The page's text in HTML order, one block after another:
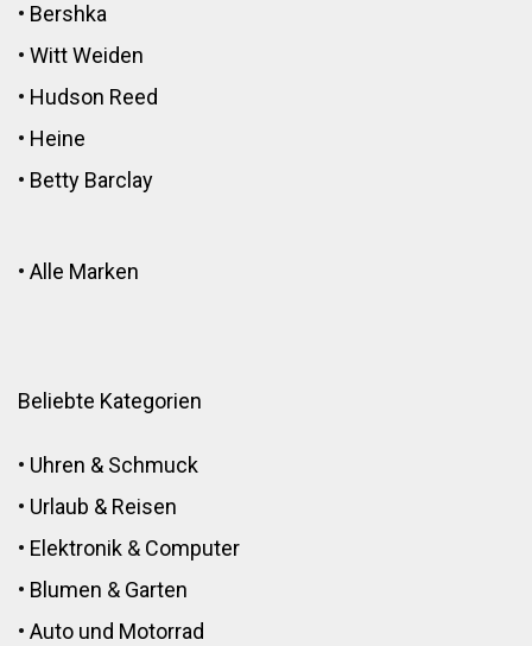
• Bershka
• Witt Weiden
• Hudson Reed
• Heine
• Betty Barclay
• Alle Marken
Beliebte Kategorien
• Uhren & Schmuck
• Urlaub & Reisen
• Elektronik & Computer
• Blumen & Garten
• Auto und Motorrad